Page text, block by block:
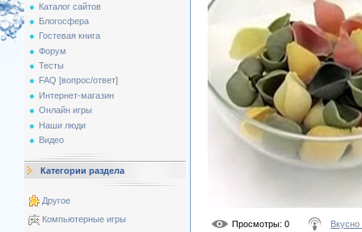
Каталог сайтов
Блогосфера
Гостевая книга
Форум
Тесты
FAQ [вопрос/ответ]
Интернет-магазин
Онлайн игры
Наши люди
Видео
Категории раздела
Другое
Компьютерные игры
Просмотры: 0